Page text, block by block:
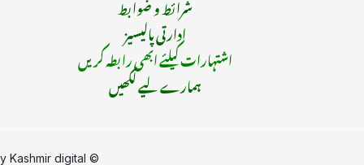
شرائط و ضوابط
ادارتی پالیسیز
اشتہارات کیلئے ابھی رابطہ کریں
ہمارے لیے لکھیں
© Copyright 2015 - 2025 | All Rights Reserved | Managed By
Kashmir digital